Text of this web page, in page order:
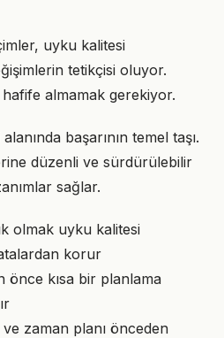
uyku kalitesi
tetikçisi oluyor.
hafife almamak gerekiyor.
başarının temel taşı.
düzenli ve sürdürülebilir
sağlar.
olmak uyku kalitesi
korur
önce kısa bir planlama
zaman planı önceden